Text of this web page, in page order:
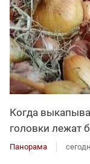
Когда
головки лежат
Панорама